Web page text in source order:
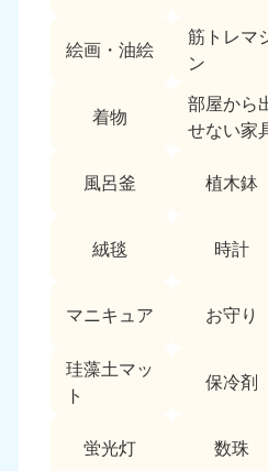
絵画・油絵
筋トレマ
ン
着物
部屋から
せない家
風呂釜 植木鉢
絨毯 時計
マニキュア お守り
珪藻土マッ
ト
保冷剤
蛍光灯 数珠
島根県
050-1881-5145
四国
香川県
050-1880-9899
9:00〜19:00 年中無休
9:00〜19:00 年中無休